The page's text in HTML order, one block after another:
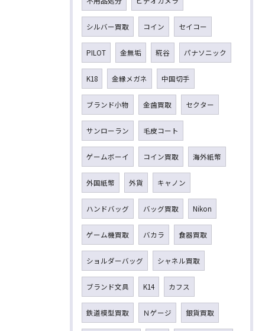
シルバー買取 コイン セイコー
PILOT 金無垢 糀谷 パナソニック
K18 金縁メガネ 中国切手
ブランド小物 金歯買取 セクター
サンローラン 毛皮コート
ゲームボーイ コイン買取 海外紙幣
外国紙幣 外貨 キャノン
ハンドバッグ バッグ買取 Nikon
ゲーム機買取 バカラ 食器買取
ショルダーバッグ シャネル買取
ブランド文具 K14 カフス
鉄道模型買取 Ｎゲージ 銀貨買取